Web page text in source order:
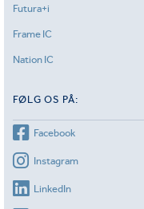
Futura+i
Frame IC
Nation IC
FØLG OS PÅ:
Facebook
Instagram
LinkedIn